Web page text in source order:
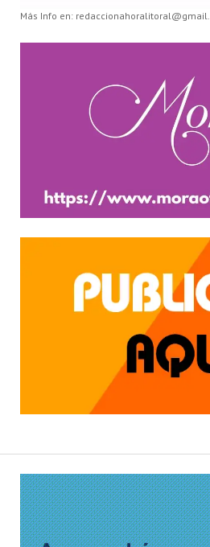
Más Info en: